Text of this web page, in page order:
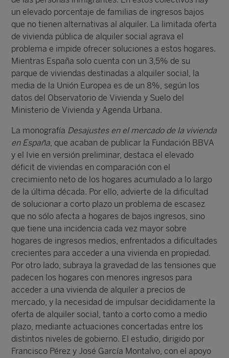
un elevado porcentaje de familias de ingresos bajos
que no tienen alternativas al alquiler. La limitada oferta
de vivienda pública de alquiler social agrava el
problema e impide ofrecer soluciones a estos hogares.
Mientras España solo cuenta con un 3,5% de su
parque de viviendas destinadas a alquiler social, la
media de la Unión Europea es de un 8%, según los
datos del Observatorio de Vivienda y Suelo del
Ministerio de Vivienda y Agenda Urbana.
La monografía Desajustes en el mercado de la vivienda
en España, que acaban de publicar la Fundación BBVA
y el Ivie en versión preliminar, destaca el elevado
déficit de viviendas en comparación con el
crecimiento neto de los hogares acumulado a lo largo
de la última década. Por ello, advierte de la dificultad
de solucionar a corto plazo un problema de escasez
que no sólo afecta a hogares de bajos ingresos, sino
que tiene una incidencia cada vez mayor sobre
hogares de ingresos medios, enfrentados a dificultades
crecientes para acceder a una vivienda en propiedad.
Por otro lado, subraya la gravedad de las tensiones que
padecen los hogares con menores ingresos para
acceder a una vivienda de alquiler a precios de
mercado, y la necesidad de impulsar decididamente la
oferta de alquiler social, tanto a corto como a medio
plazo, mediante actuaciones concertadas entre los
distintos niveles de gobierno. El estudio, dirigido por
Francisco Pérez y José García Montalvo, con el apoyo